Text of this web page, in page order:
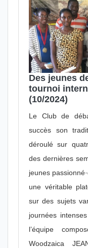
Des jeunes
tournoi
(10/2024)
Le Club de
succès son
déroulé sur
des dernières
jeunes
une véritable
sur des sujets
journées
l’équipe
Woodzaica